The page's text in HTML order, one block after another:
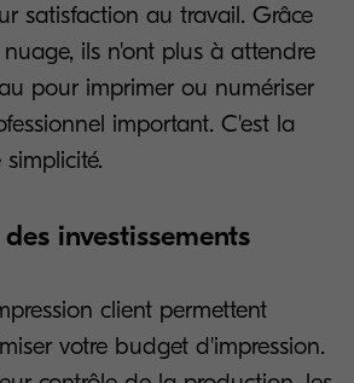
satisfaction au travail. Grâce
ils n'ont plus à attendre
pour imprimer ou numériser
important. C'est la
investissements
client permettent
votre budget d'impression.